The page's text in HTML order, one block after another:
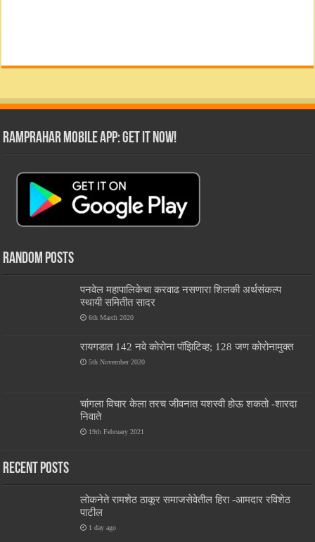
RamPrahar Mobile App: Get it Now!
Random Posts
पनवेल महापालिकेचा करवाढ नसणारा शिलकी अर्थसंकल्प
स्थायी समितीत सादर
6th March 2020
रायगडात 142 नवे कोरोना पॉझिटिव्ह; 128 जण कोरोनामुक्त
5th November 2020
चांगला विचार केला तरच जीवनात यशस्वी होऊ शकतो -शारदा
निवाते
19th February 2021
Recent Posts
लोकनेते रामशेठ ठाकूर समाजसेवेतील हिरा -आमदार रविशेठ
पाटील
1 day ago